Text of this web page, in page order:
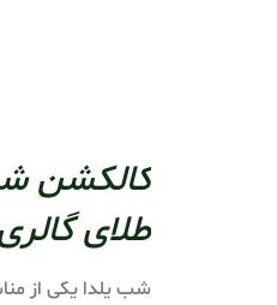
کالکشن
طلای
شب یلدا یکی از